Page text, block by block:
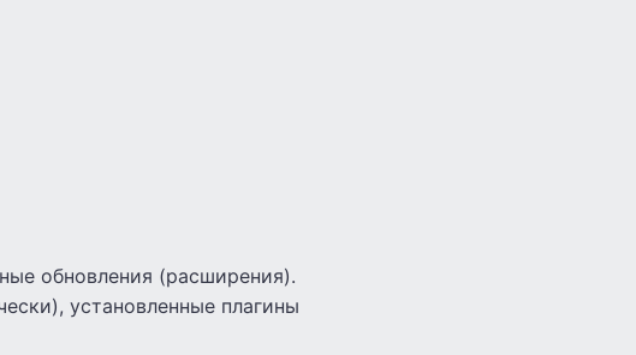
обновления (расширения).
установленные плагины